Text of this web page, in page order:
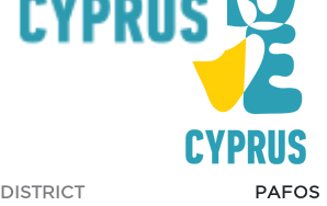
DISTRICT
PAFOS